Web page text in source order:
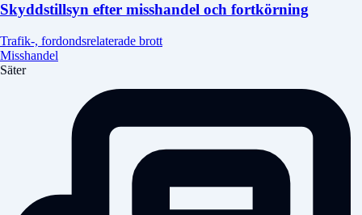
Skyddstillsyn efter misshandel och fortkörning
Trafik-, fordondsrelaterade brott
Misshandel
Säter